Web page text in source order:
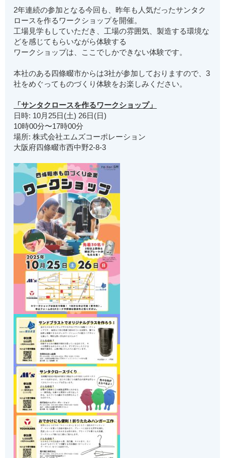
2年連続の参加となる今回も、昨年も人気だったサンタク
ロースを作るワークショップを開催。
工場見学もしていただき、工場の雰囲気、製造する環境な
どを感じてもらいながら体験する
ワークショップは、ここでしかできない体験です。
本社のある四條畷市からは3社が参加しておりますので、3
社をめぐってものづくり体験をお楽しみください。
「サンタクロースを作るワークショップ」
日時: 10月25日(土) 26日(日)
10時00分〜17時00分
場所: 株式会社エムズコーポレーション
大阪府四條畷市西中野2-8-3